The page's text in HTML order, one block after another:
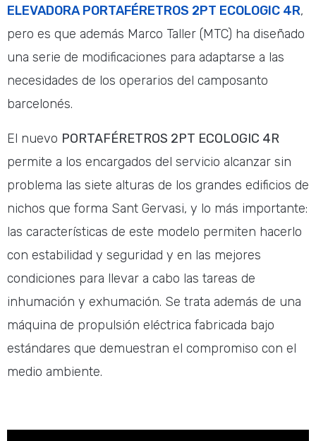
ELEVADORA PORTAFÉRETROS 2PT ECOLOGIC 4R,
pero es que además Marco Taller (MTC) ha diseñado
una serie de modificaciones para adaptarse a las
necesidades de los operarios del camposanto
barcelonés.
El nuevo PORTAFÉRETROS 2PT ECOLOGIC 4R
permite a los encargados del servicio alcanzar sin
problema las siete alturas de los grandes edificios de
nichos que forma Sant Gervasi, y lo más importante:
las características de este modelo permiten hacerlo
con estabilidad y seguridad y en las mejores
condiciones para llevar a cabo las tareas de
inhumación y exhumación. Se trata además de una
máquina de propulsión eléctrica fabricada bajo
estándares que demuestran el compromiso con el
medio ambiente.